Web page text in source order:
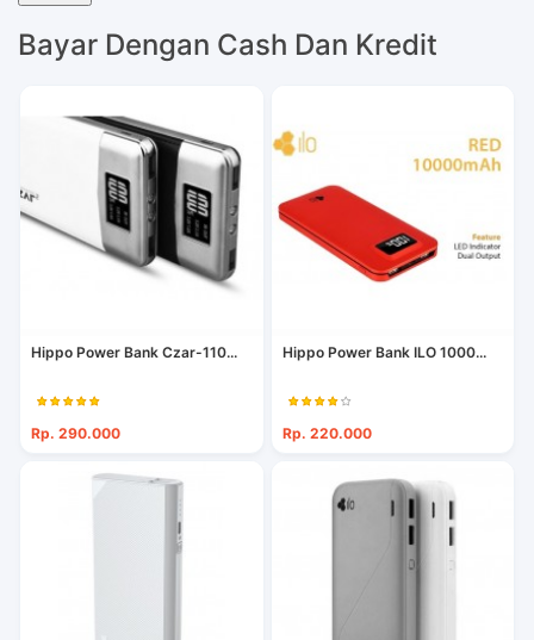
Bayar Dengan Cash Dan Kredit
Hippo Power Bank Czar-110...
Rp. 290.000
Hippo Power Bank ILO 1000...
Rp. 220.000